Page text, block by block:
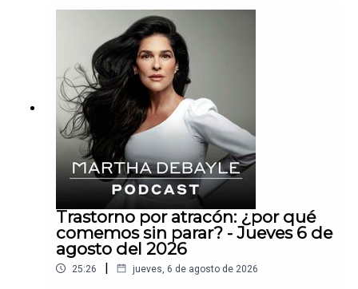
pulmones hasta el cerebro— y por qué esto no es
solo un tema ambiental, es un tema de salud
urgente.
Trastorno por atracón: ¿por qué
comemos sin parar? - Jueves 6 de
agosto del 2026
25:26 | jueves, 6 de agosto de 2026